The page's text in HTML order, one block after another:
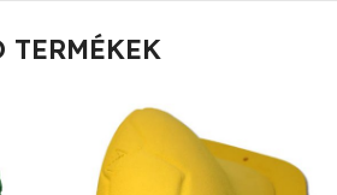
TERMÉKEK